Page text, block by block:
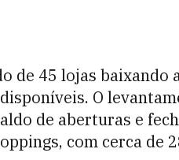
de 45 lojas baixando
O
de aberturas e
com cerca de